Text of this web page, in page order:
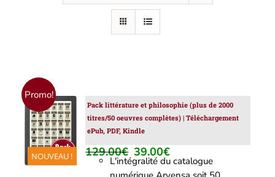
Promo!
NOUVEAU !
AJOUTER
AU
PANIER
/
DÉTAILS
Pack littérature et philosophie (plus de 2000
titres/50 oeuvres complètes) | Téléchargement
ePub, PDF, Kindle
129.00€ Le
prix
39.00€Le
prix
L'intégralité du catalogue